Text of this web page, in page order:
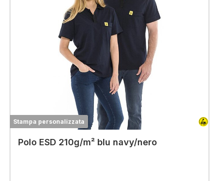
Stampa personalizzata
Polo ESD 210g/m² blu navy/nero